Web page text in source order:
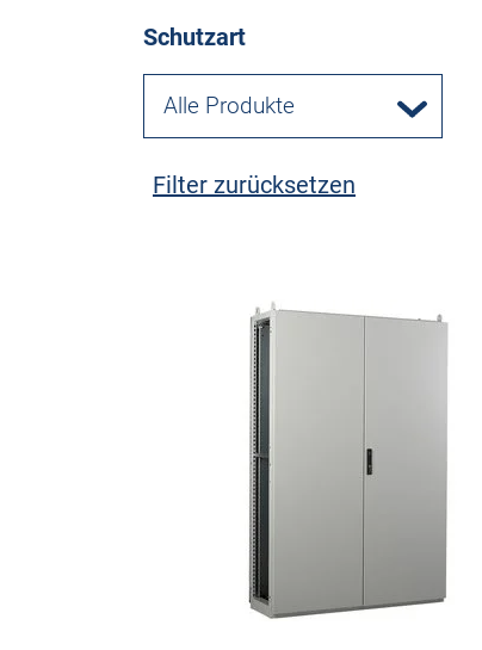
Schutzart
Alle Produkte
Filter zurücksetzen